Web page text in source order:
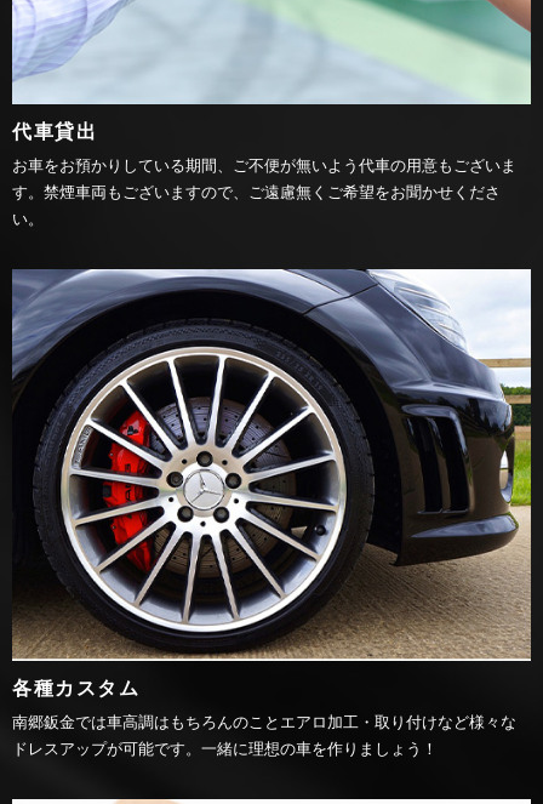
代車貸出
お車をお預かりしている期間、ご不便が無いよう代車の用意もございま
す。禁煙車両もございますので、ご遠慮無くご希望をお聞かせくださ
い。
各種カスタム
南郷鈑金では車高調はもちろんのことエアロ加工・取り付けなど様々な
ドレスアップが可能です。一緒に理想の車を作りましょう！